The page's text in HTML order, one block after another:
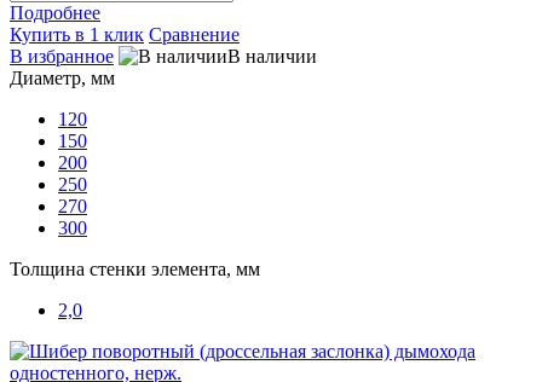
Подробнее
Купить в 1 клик Сравнение
В избранное
В наличии
Диаметр, мм
120
150
200
250
270
300
Толщина стенки элемента, мм
2,0